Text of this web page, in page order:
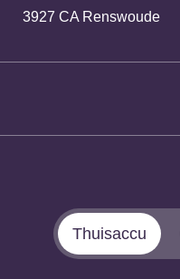
3927 CA Renswoude
Thuisaccu